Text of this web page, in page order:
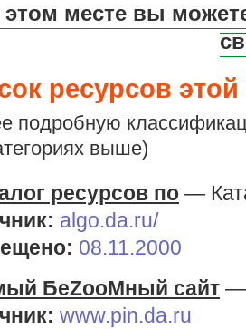
этом месте вы
ресурсов этой
подробную
выше)
ресурсов по —
algo.da.ru/
08.11.2000
БеZooMный сайт —
www.pin.da.ru